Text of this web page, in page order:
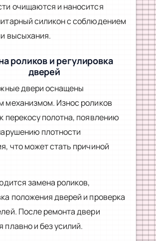
очищаются и наносится
силикон с соблюдением
высыхания.
роликов и регулировка
дверей
двери оснащены
механизмом. Износ роликов
перекосу полотна, появлению
плотности
что может стать причиной
замена роликов,
положения дверей и проверка
После ремонта двери
плавно и без усилий.